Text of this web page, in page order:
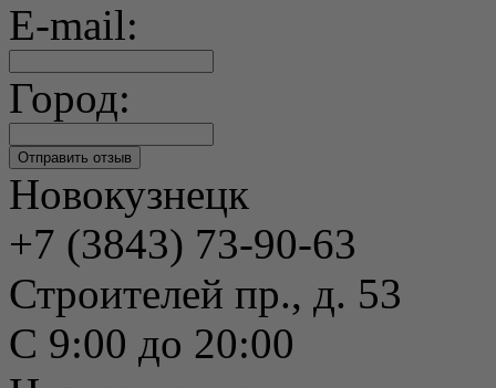
E-mail:
Город:
Новокузнецк
+7 (3843) 73-90-63
Строителей пр., д. 53
С 9:00 до 20:00